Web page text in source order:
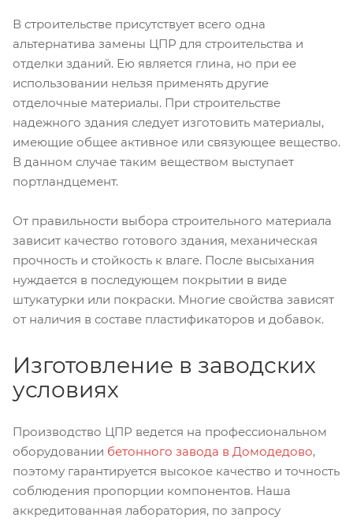
В строительстве присутствует всего одна
альтернатива замены ЦПР для строительства и
отделки зданий. Ею является глина, но при ее
использовании нельзя применять другие
отделочные материалы. При строительстве
надежного здания следует изготовить материалы,
имеющие общее активное или связующее вещество.
В данном случае таким веществом выступает
портландцемент.
От правильности выбора строительного материала
зависит качество готового здания, механическая
прочность и стойкость к влаге. После высыхания
нуждается в последующем покрытии в виде
штукатурки или покраски. Многие свойства зависят
от наличия в составе пластификаторов и добавок.
Изготовление в заводских
условиях
Производство ЦПР ведется на профессиональном
оборудовании бетонного завода в Домодедово,
поэтому гарантируется высокое качество и точность
соблюдения пропорции компонентов. Наша
аккредитованная лаборатория, по запросу